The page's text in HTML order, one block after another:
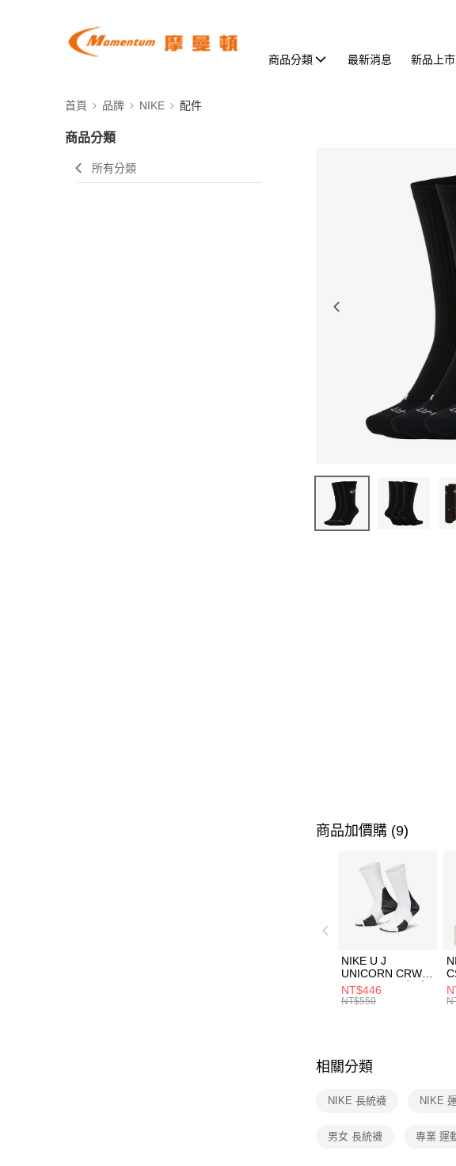
商品分類 最新消息 新品上市
首頁 品牌 NIKE 配件
商品分類
所有分類
商品加價購 (9)
NIKE U J
UNICORN CRW
1PR -160 男女 中
統襪 FZ3393100
NT$446
NT$550
相關分類
NIKE 長統襪 NIKE
男女 長統襪 專業 運